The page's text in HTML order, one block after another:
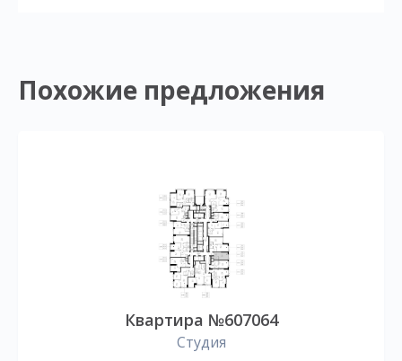
Похожие предложения
Квартира №607064
Студия